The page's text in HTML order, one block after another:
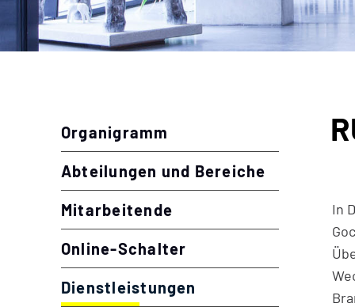
Inhalt
Organigramm
Abteilungen und Bereiche
Mitarbeitende
Online-Schalter
Dienstleistungen
In